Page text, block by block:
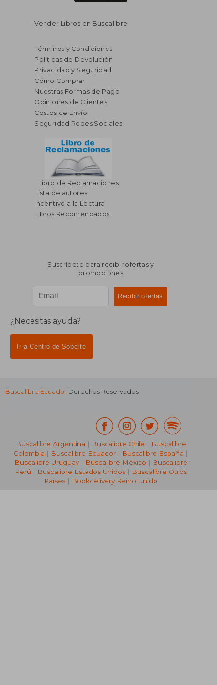
45%
dcto.
$ 78.33
$ 43.08
Vender Libros en Buscalibre
Términos y Condiciones
Políticas de Devolución
Privacidad y Seguridad
Cómo Comprar
Nuestras Formas de Pago
Opiniones de Clientes
Costos de Envío
Seguridad Redes Sociales
Libro de Reclamaciones
Lista de autores
Incentivo a la Lectura
Libros Recomendados
Suscríbete para recibir ofertas y
promociones
¿Necesitas ayuda?
Ir a Centro de Soporte
Buscalibre Ecuador Derechos Reservados.
Buscalibre Argentina | Buscalibre Chile | Buscalibre
Colombia | Buscalibre Ecuador | Buscalibre España |
Buscalibre Uruguay| Buscalibre México | Buscalibre
Perú | Buscalibre Estados Unidos| Buscalibre Otros
Países | Bookdelivery Reino Unido